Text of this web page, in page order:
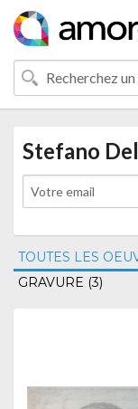
Stefano
TOUTES LES
GRAVURE (3)